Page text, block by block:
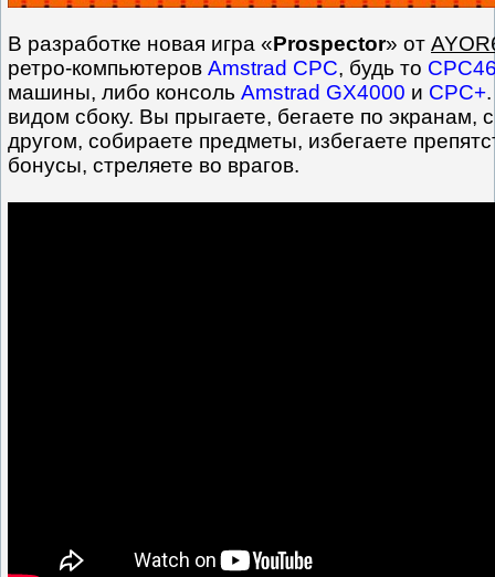
В разработке новая игра «Prospector» от
ретро-компьютеров Amstrad CPC, будь то
машины, либо консоль Amstrad GX4000 и CPC+
видом сбоку. Вы прыгаете, бегаете по экранам,
другом, собираете предметы, избегаете
бонусы, стреляете во врагов.